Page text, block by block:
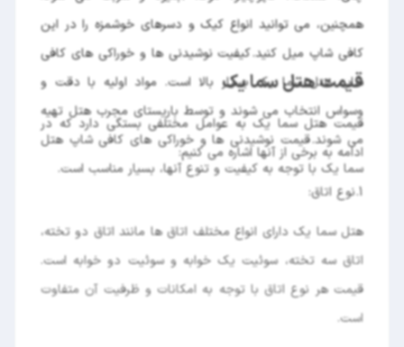
همچنین، می توانید انواع کیک و دسرهای خوشمزه را در این
کافی شاپ میل کنید. کیفیت نوشیدنی ها و خوراکی های کافی
شاپ هتل سما یک بسیار بالا است. مواد اولیه با دقت و
وسواس انتخاب می شوند و توسط باریستای مجرب هتل تهیه
می شوند. قیمت نوشیدنی ها و خوراکی های کافی شاپ هتل
سما یک با توجه به کیفیت و تنوع آنها، بسیار مناسب است.
قیمت هتل سما یک
قیمت هتل سما یک به عوامل مختلفی بستگی دارد که در
ادامه به برخی از آنها اشاره می کنیم:
1. نوع اتاق:
هتل سما یک دارای انواع مختلف اتاق ها مانند اتاق دو تخته،
اتاق سه تخته، سوئیت یک خوابه و سوئیت دو خوابه است.
قیمت هر نوع اتاق با توجه به امکانات و ظرفیت آن متفاوت
است.